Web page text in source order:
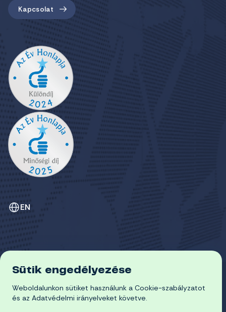
Kapcsolat
EN
© 2026 Miskolci Egyetem
ADATVÉDELEM
COOKIE-SZABÁLYZAT
Sütik engedélyezése
Weboldalunkon sütiket használunk a Cookie-szabályzatot
és az Adatvédelmi irányelveket követve.